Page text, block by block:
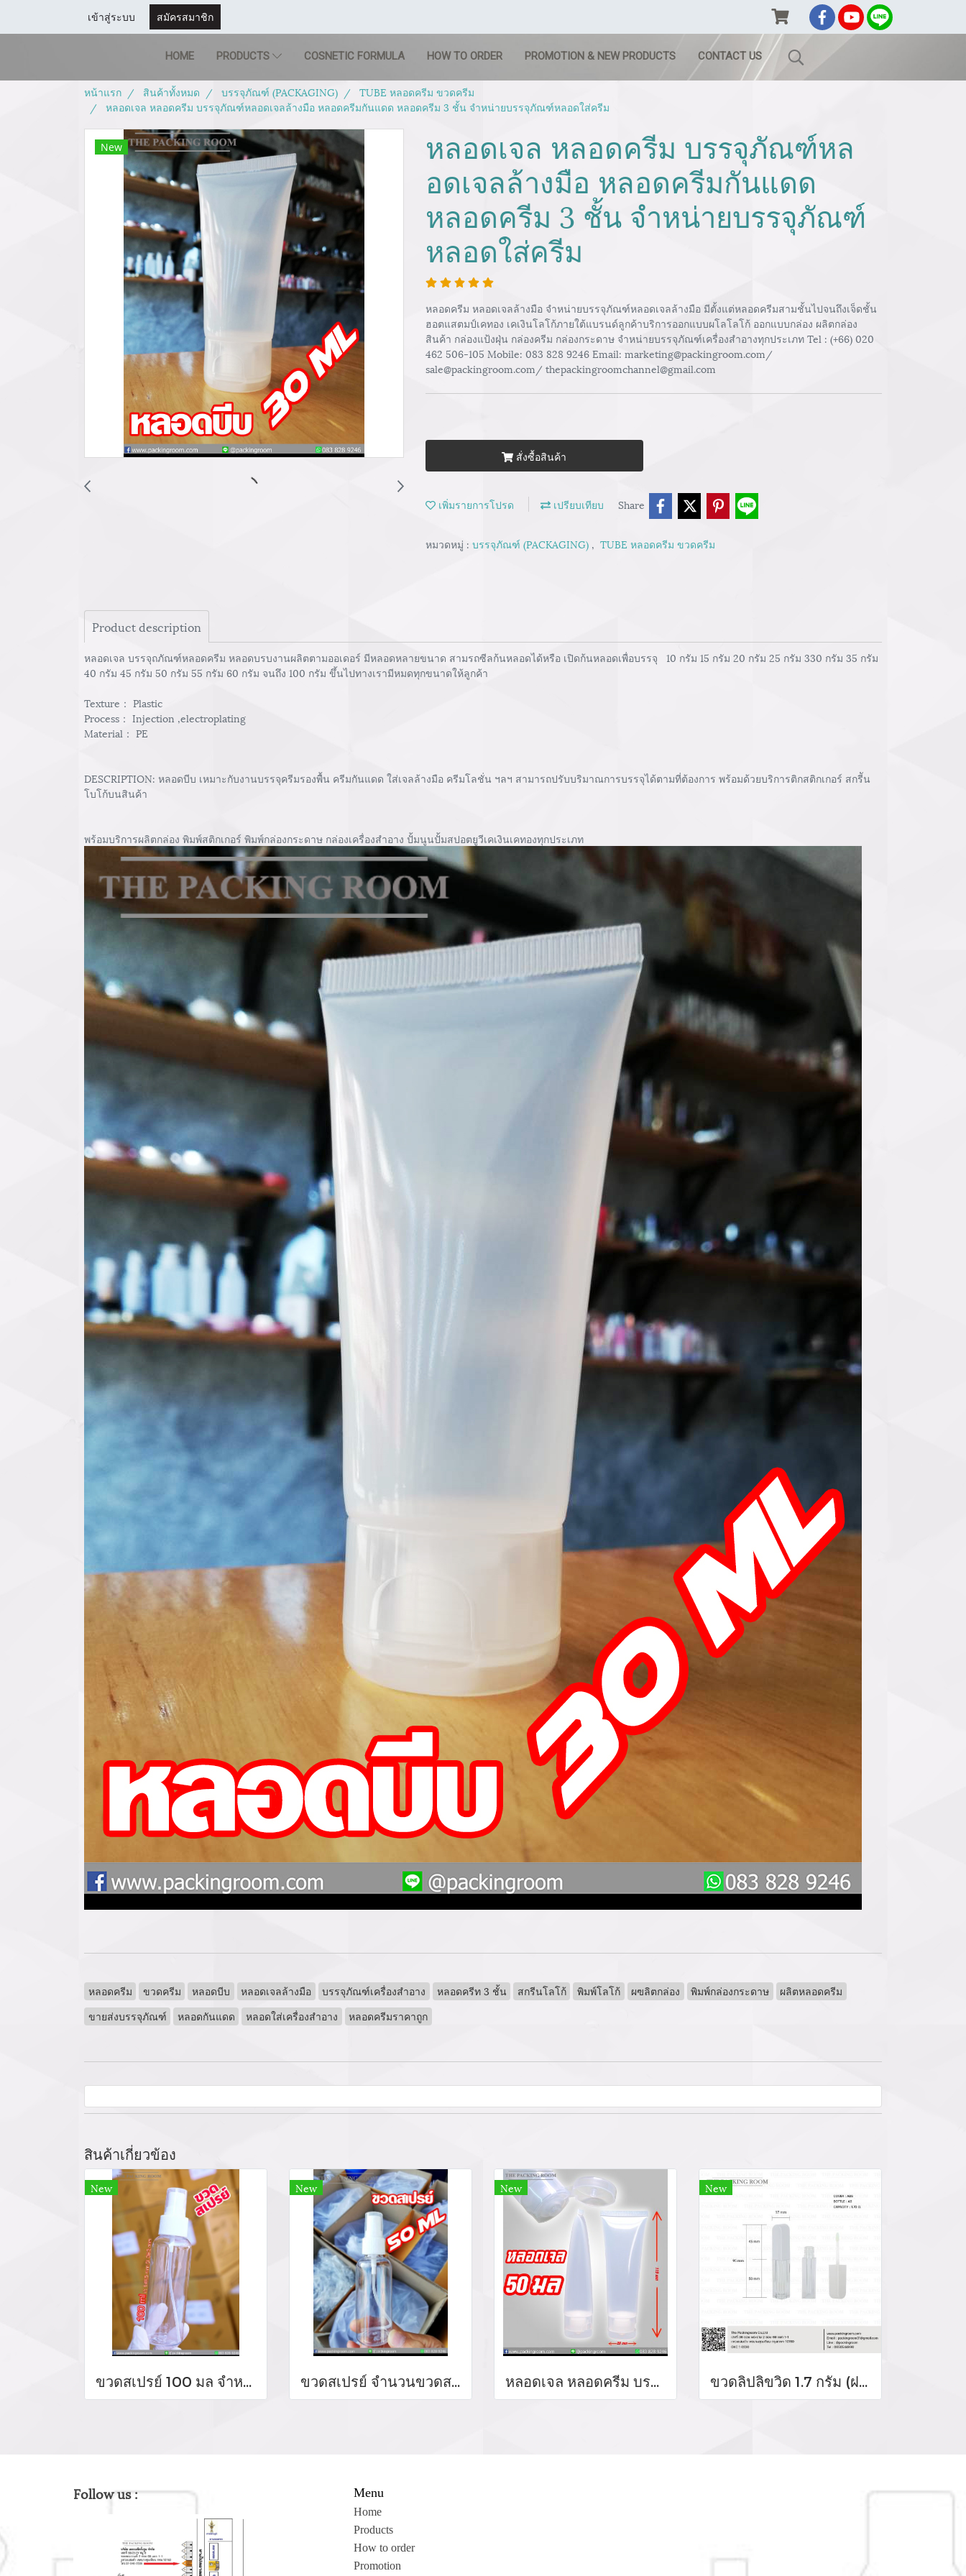
เข้าสู่ระบบ สมัครสมาชิก
HOME PRODUCTS COSNETIC FORMULA HOW TO ORDER PROMOTION & NEW PRODUCTS CONTACT US
หน้าแรก สินค้าทั้งหมด บรรจุภัณฑ์ (PACKAGING)
TUBE หลอดครีม ขวดครีม
หลอดเจล หลอดครีม บรรจุภัณฑ์หลอดเจลล้างมือ หลอดครีมกันแดด หลอดครีม 3 ชั้น จำหน่ายบรรจุภัณฑ์หลอดใส่ครีม
New
หลอดเจล หลอดครีม บรรจุภัณฑ์หล
อดเจลล้างมือ หลอดครีมกันแดด
หลอดครีม 3 ชั้น จำหน่ายบรรจุภัณฑ์
หลอดใส่ครีม
หลอดครีม หลอดเจลล้างมือ จำหน่ายบรรจุภัณฑ์หลอดเจลล้างมือ มีตั้งแต่หลอดครีมสามชั้นไปจนถึงเจ็ดชั้น
ฮอตแสตมป์เคทอง เคเงินโลโก้ภายใต้แบรนด์ลูกค้าบริการออกแบบผโลโลโก้ ออกแบบกล่อง ผลิตกล่อง
สินค้า กล่องแป้งฝุ่น กล่องครีม กล่องกระดาษ จำหน่ายบรรจุภัณฑ์เครื่องสำอางทุกประเภท Tel : (+66) 020
462 506-105 Mobile: 083 828 9246 Email: marketing@packingroom.com/
sale@packingroom.com/ thepackingroomchannel@gmail.com
สั่งซื้อสินค้า
เพิ่มรายการโปรด เปรียบเทียบ Share
หมวดหมู่ : บรรจุภัณฑ์ (PACKAGING) , TUBE หลอดครีม ขวดครีม
Product description
หลอดเจล บรรจุถภัณฑ์หลอดครีม หลอดบรบงานผลิตตามออเดอร์ มีหลอดหลายขนาด สามรถซีลก้นหลอดได้หรือ เปิดก้นหลอดเพื่อบรรจุ 10 กรัม 15 กรัม 20 กรัม 25 กรัม 330 กรัม 35 กรัม
40 กรัม 45 กรัม 50 กรัม 55 กรัม 60 กรัม จนถึง 100 กรัม ขึ้นไปทางเรามีหมดทุกขนาดให้ลูกค้า
Texture： Plastic
Process： Injection ,electroplating
Material： PE
DESCRIPTION: หลอดบีบ เหมาะกับงานบรรจุครีมรองพื้น ครีมกันแดด ใส่เจลล้างมือ ครีมโลชั่น ฯลฯ สามารถปรับบริมาณการบรรจุได้ตามที่ต้องการ พร้อมด้วยบริการติกสติกเกอร์ สกรีัน
โบโก้บนสินค้า
พร้อมบริการผลิตกล่อง พิมพ์สติกเกอร์ พิมพ์กล่องกระดาษ กล่องเครื่องสำอาง ปั้มนูนปั้มสปอตยูวีเคเงินเคทองทุกประเภท
หลอดครีม ขวดครีม หลอดบีบ หลอดเจลล้างมือ บรรจุภัณฑ์เครื่องสำอาง หลอดครีท 3 ชั้น สกรีนโลโก้ พิมพ์โลโก้ ผฃลิตกล่อง พิมพ์กล่องกระดาษ
ผลิตหลอดครีม
ขายส่งบรรจุภัณฑ์
หลอดกันแดด หลอดใส่เครื่องสำอาง หลอดครีมราคาถูก
สินค้าเกี่ยวข้อง
New
ขวดสเปรย์ 100 มล จำหน่ายขวดสเปรย์ขวดหัวปั้มราคาส่ง บริการผลิตบรรจุภัฑ์ใส่เจล ขวดสเปรย์ใส่แอลกอฮอล์
New
ขวดสเปรย์ จำนวนขวดสเปรย์ขวดหัวปั้มราคาส่ง บริการผลิตบรรจุภัฑ์ใส่เจล ขวดสเปรย์ใส่แอลกอฮอล์
New
หลอดเจล หลอดครีม บรรจุภัณฑ์หลอดเจลล้างมือ หลอดครีมกันแดด หลอดครีม 3 ชั้น จำหน่ายบรรจุภัณฑ์หลอดใส่ครีม
New
ขวดลิปลิขวิด 1.7 กรัม (ฝาสีขาว)
Follow us : Menu
Home
Products
How to order
Promotion